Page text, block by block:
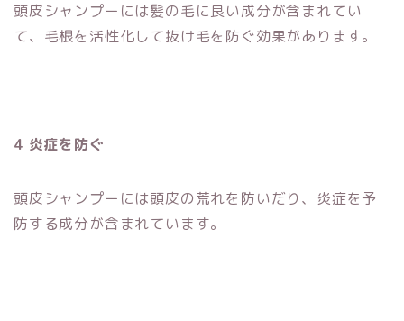
頭皮シャンプーには髪の毛に良い成分が含まれてい
て、毛根を活性化して抜け毛を防ぐ効果があります。
4 炎症を防ぐ
頭皮シャンプーには頭皮の荒れを防いだり、炎症を予
防する成分が含まれています。